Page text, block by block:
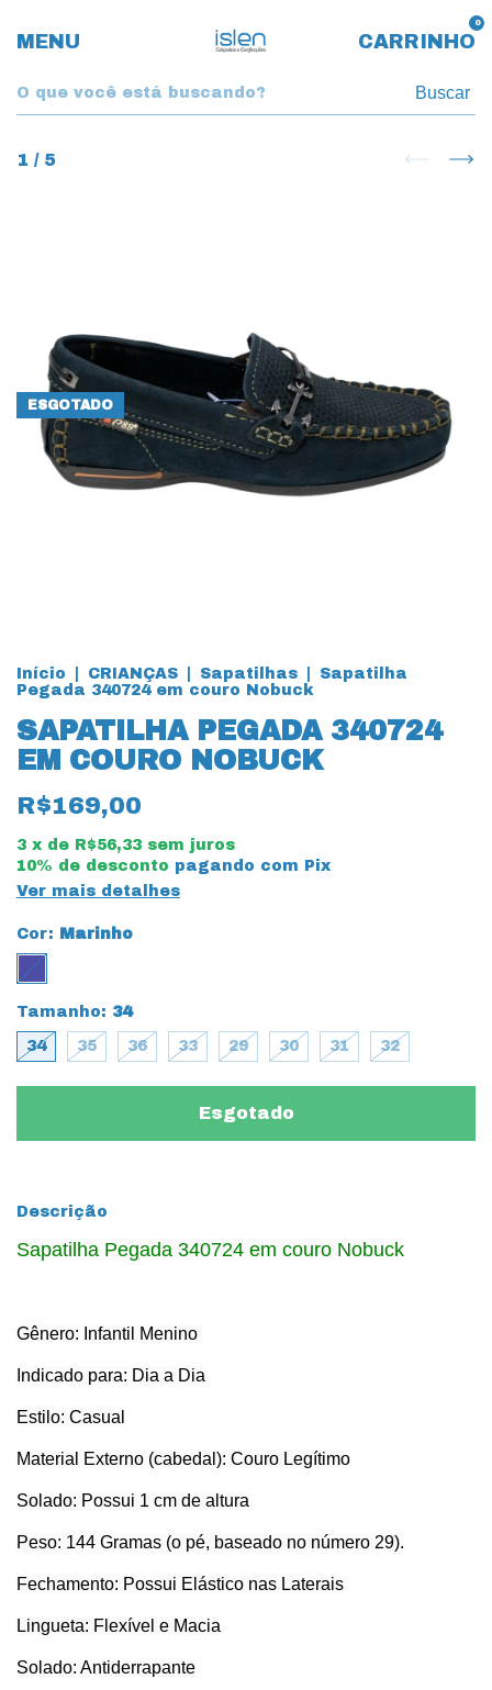
MENU CARRINHO
0
Buscar
1 / 5
ESGOTADO
Início CRIANÇAS Sapatilhas
Sapatilha
Pegada 340724 em couro Nobuck
SAPATILHA PEGADA 340724
EM COURO NOBUCK
R$169,00
3 x de R$56,33 sem juros
10% de desconto pagando com Pix
Ver mais detalhes
Cor: Marinho
Tamanho: 34
34 35 36 33 29 30 31 32
Descrição
Sapatilha Pegada 340724 em couro Nobuck
Gênero: Infantil Menino
Indicado para: Dia a Dia
Estilo: Casual
Material Externo (cabedal): Couro Legítimo
Solado: Possui 1 cm de altura
Peso: 144 Gramas (o pé, baseado no número 29).
Fechamento: Possui Elástico nas Laterais
Lingueta: Flexível e Macia
Solado: Antiderrapante